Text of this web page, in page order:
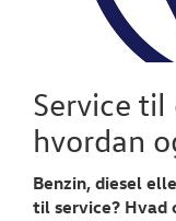
Service
hvordan
Benzin, diesel
til service? Hvad